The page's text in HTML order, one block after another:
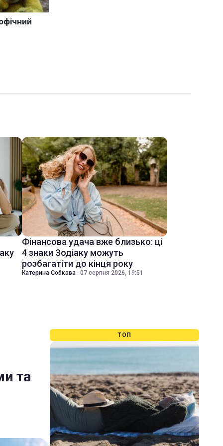
Фінансова удача вже близько: ці
4 знаки Зодіаку можуть
розбагатіти до кінця року
Катерина Собкова · 07 серпня 2026, 19:51
та
ТОП